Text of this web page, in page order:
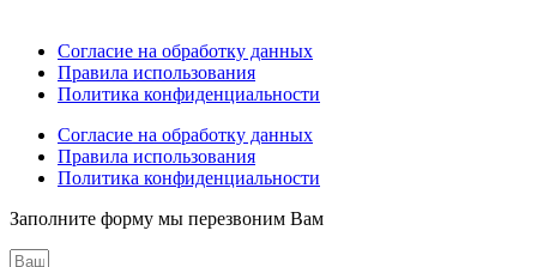
Согласие на обработку данных
Правила использования
Политика конфиденциальности
Согласие на обработку данных
Правила использования
Политика конфиденциальности
Заполните форму мы перезвоним Вам